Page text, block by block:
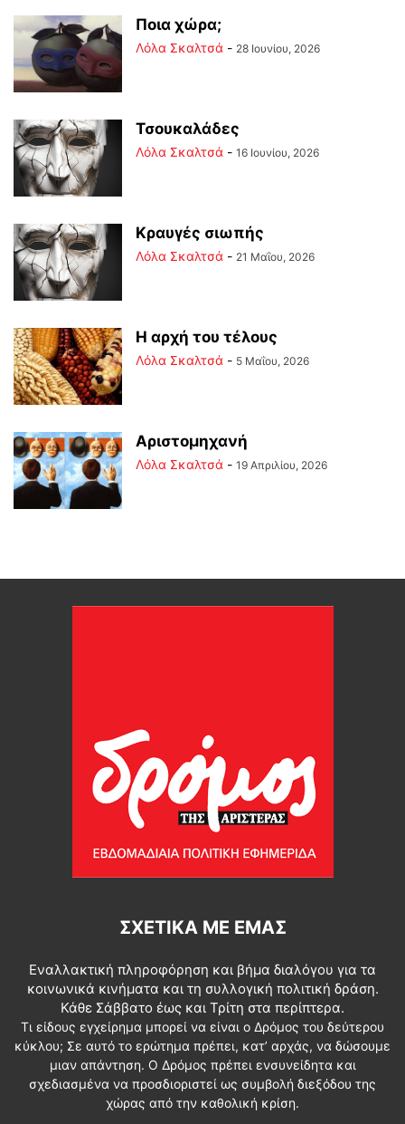
Ποια χώρα;
Λόλα Σκαλτσά - 28 Ιουνίου, 2026
Τσουκαλάδες
Λόλα Σκαλτσά - 16 Ιουνίου, 2026
Κραυγές σιωπής
Λόλα Σκαλτσά - 21 Μαΐου, 2026
Η αρχή του τέλους
Λόλα Σκαλτσά - 5 Μαΐου, 2026
Αριστομηχανή
Λόλα Σκαλτσά - 19 Απριλίου, 2026
ΣΧΕΤΙΚΆ ΜΕ ΕΜΆΣ
Εναλλακτική πληροφόρηση και βήμα διαλόγου για τα
κοινωνικά κινήματα και τη συλλογική πολιτική δράση.
Κάθε Σάββατο έως και Τρίτη στα περίπτερα.
Τι είδους εγχείρημα μπορεί να είναι ο Δρόμος του δεύτερου
κύκλου; Σε αυτό το ερώτημα πρέπει, κατ’ αρχάς, να δώσουμε
μιαν απάντηση. Ο Δρόμος πρέπει ενσυνείδητα και
σχεδιασμένα να προσδιοριστεί ως συμβολή διεξόδου της
χώρας από την καθολική κρίση.